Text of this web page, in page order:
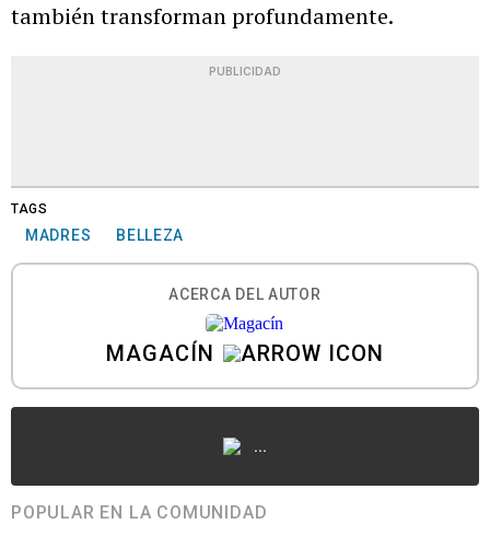
también transforman profundamente.
PUBLICIDAD
TAGS
MADRES BELLEZA
ACERCA DEL AUTOR
MAGACÍN
...
POPULAR EN LA COMUNIDAD